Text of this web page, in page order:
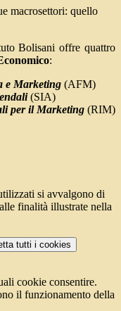
macrosettori: quello
Bolisani offre quattro
:
e Marketing (AFM)
(SIA)
per il Marketing (RIM)
si avvalgono di
finalità illustrate nella
tutti i cookies
cookie consentire.
il funzionamento della